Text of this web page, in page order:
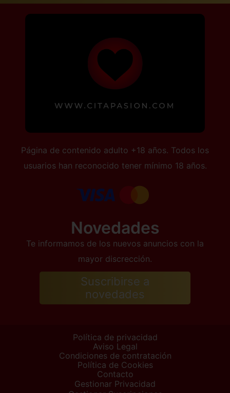
Página de contenido adulto +18 años. Todos los
usuarios han reconocido tener mínimo 18 años.
Novedades
Te informamos de los nuevos anuncios con la
mayor discrección.
Suscribirse a
novedades
Política de privacidad
Aviso Legal
Condiciones de contratación
Política de Cookies
Contacto
Gestionar Privacidad